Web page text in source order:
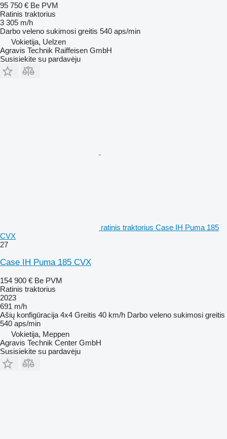
95 750 € Be PVM
Ratinis traktorius
3 305 m/h
Darbo veleno sukimosi greitis 540 aps/min
Vokietija, Uelzen
Agravis Technik Raiffeisen GmbH
Susisiekite su pardavėju
ratinis traktorius Case IH Puma 185
CVX
27
Case IH Puma 185 CVX
154 900 € Be PVM
Ratinis traktorius
2023
691 m/h
Ašių konfigūracija 4x4 Greitis 40 km/h Darbo veleno sukimosi greitis
540 aps/min
Vokietija, Meppen
Agravis Technik Center GmbH
Susisiekite su pardavėju